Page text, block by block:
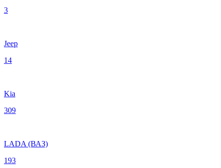
3
Jeep
14
Kia
309
LADA (ВАЗ)
193